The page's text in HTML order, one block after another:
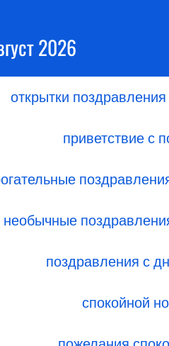
2026
открытки
приветствие с
необычные
поздравления с
спокойной